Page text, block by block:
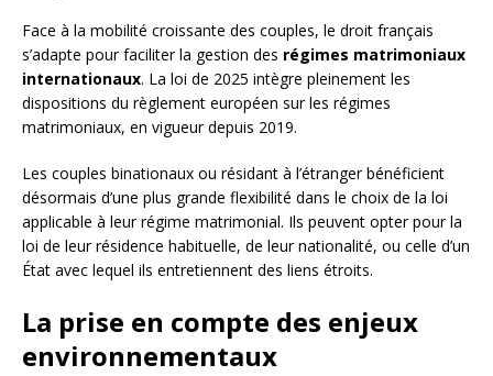
Face à la mobilité croissante des couples, le droit français
s’adapte pour faciliter la gestion des régimes matrimoniaux
internationaux. La loi de 2025 intègre pleinement les
dispositions du règlement européen sur les régimes
matrimoniaux, en vigueur depuis 2019.
Les couples binationaux ou résidant à l’étranger bénéficient
désormais d’une plus grande flexibilité dans le choix de la loi
applicable à leur régime matrimonial. Ils peuvent opter pour la
loi de leur résidence habituelle, de leur nationalité, ou celle d’un
État avec lequel ils entretiennent des liens étroits.
La prise en compte des enjeux
environnementaux